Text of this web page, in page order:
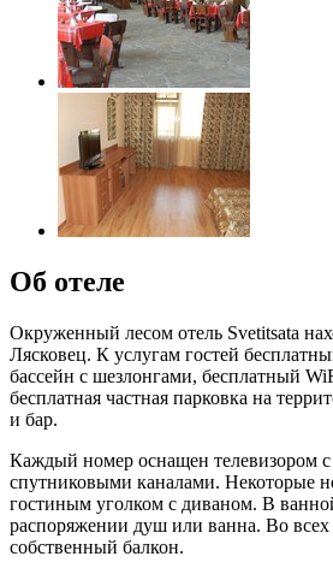
Об отеле
Окруженный лесом отель Svetitsata
Лясковец. К услугам гостей
бассейн с шезлонгами, бесплатный
бесплатная частная парковка на
и бар.
Каждый номер оснащен телевизором
спутниковыми каналами. Некоторые
гостиным уголком с диваном. В
распоряжении душ или ванна. Во всех
собственный балкон.